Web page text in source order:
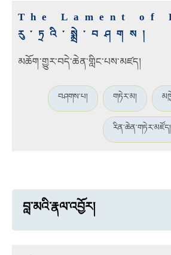
The Lament of
རུ་ཏྲའི་སྨྲེ་བཤགས།
མཆོག་གྱུར་བདེ་ཆེན་གླིང་པས་མཛད།
བཤགས་པ། གཏེར་མ།
རིན་ཆེན་གཏེར་མཛོད།
བླ་མའི་རྣལ་འབྱོར།